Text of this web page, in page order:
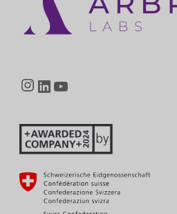
Instagram
LinkedIn